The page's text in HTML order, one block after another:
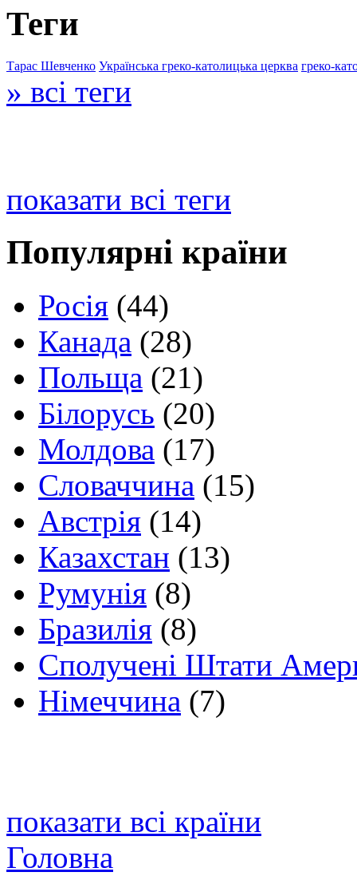
Теги
Тарас Шевченко Українська греко-католицька церква греко-
» всі теги
показати всі теги
Популярні країни
Росія (44)
Канада (28)
Польща (21)
Білорусь (20)
Молдова (17)
Словаччина (15)
Австрія (14)
Казахстан (13)
Румунія (8)
Бразилія (8)
Сполучені Штати
Німеччина (7)
показати всі країни
Головна